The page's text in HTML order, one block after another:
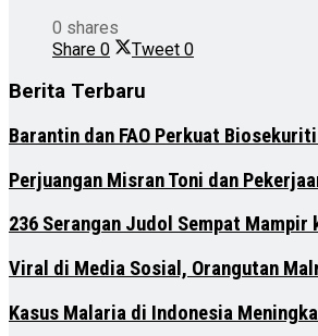
0 shares
Share 0 Tweet 0
Berita Terbaru
Barantin dan FAO Perkuat
Perjuangan Misran Toni dan
236 Serangan Judol Sempat
Viral di Media Sosial, Orangutan
Kasus Malaria di Indonesia